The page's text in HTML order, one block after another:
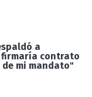
a
firmaría contrato
mi mandato"